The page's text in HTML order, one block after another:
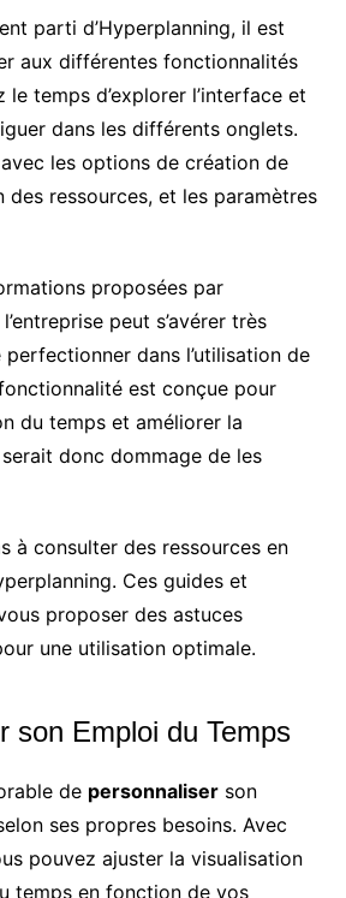
parti d’Hyperplanning, il est
aux différentes fonctionnalités
le temps d’explorer l’interface et
dans les différents onglets.
les options de création de
des ressources, et les paramètres
proposées par
peut s’avérer très
dans l’utilisation de
est conçue pour
du temps et améliorer la
donc dommage de les
à consulter des ressources en
Ces guides et
proposer des astuces
une utilisation optimale.
son Emploi du Temps
de personnaliserson
ses propres besoins. Avec
pouvez ajuster la visualisation
temps en fonction de vos